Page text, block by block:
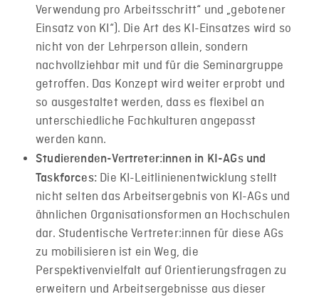
Verwendung pro Arbeitsschritt“ und „gebotener
Einsatz von KI“). Die Art des KI-Einsatzes wird so
nicht von der Lehrperson allein, sondern
nachvollziehbar mit und für die Seminargruppe
getroffen. Das Konzept wird weiter erprobt und
so ausgestaltet werden, dass es flexibel an
unterschiedliche Fachkulturen angepasst
werden kann.
Studierenden-Vertreter:innen in KI-AGs und
Taskforces:Die KI-Leitlinienentwicklung stellt
nicht selten das Arbeitsergebnis von KI-AGs und
ähnlichen Organisationsformen an Hochschulen
dar. Studentische Vertreter:innen für diese AGs
zu mobilisieren ist ein Weg, die
Perspektivenvielfalt auf Orientierungsfragen zu
erweitern und Arbeitsergebnisse aus dieser